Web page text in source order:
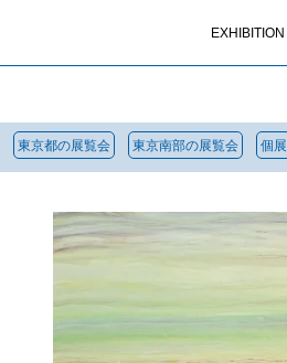
EXHIBITION
東京都の展覧会 東京南部の展覧会 個展